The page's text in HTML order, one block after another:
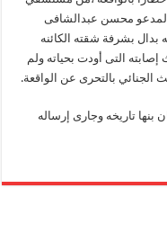
المدعو محسن عبدالشافى
بدال بشرفة شقته الكائنه
التى أودت بحياته ولم
الجنائي بالتحرى عن الواقعة.
42 أحوال قسم ثان بنها تاريخه وجارى إرساله